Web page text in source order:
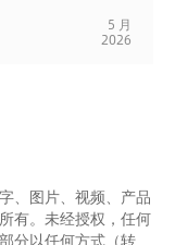
5 月
2026
、图片、视频、产品
有。未经授权，任何
分以任何方式（转